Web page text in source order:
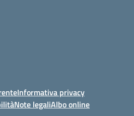
Informativa privacy
Note legaliAlbo online